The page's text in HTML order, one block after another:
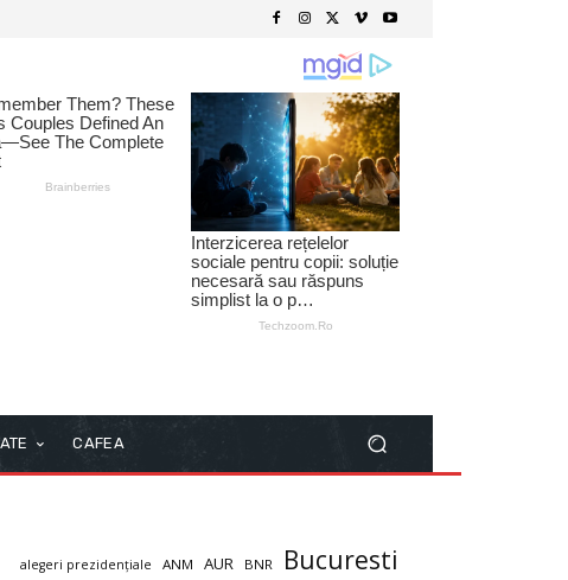
CAFEA
alegeri prezidențiale ANM AUR BNR Bucuresti